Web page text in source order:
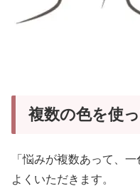
複数の色を使
「悩みが複数あって、
よくいただきます。